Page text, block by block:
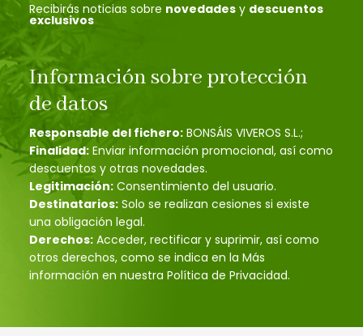
Recibirás noticias sobre novedades y descuentos
exclusivos
Información sobre protección
de datos
Responsable del fichero: BONSÁIS VIVEROS S.L.;
Finalidad: Enviar información promocional, así como
descuentos y otras novedades.
Legitimación: Consentimiento del usuario.
Destinatarios: Solo se realizan cesiones si existe
una obligación legal.
Derechos: Acceder, rectificar y suprimir, así como
otros derechos, como se indica en la Más
información en nuestra Política de Privacidad.